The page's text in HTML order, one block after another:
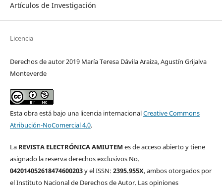
Artículos de Investigación
Licencia
Derechos de autor 2019 María Teresa Dávila Araiza, Agustín Grijalva
Monteverde
Esta obra está bajo una licencia internacionalCreative Commons
Atribución-NoComercial 4.0.
La REVISTA ELECTRÓNICA AMIUTEM es de acceso abierto y tiene
asignado la reserva derechos exclusivos No.
042014052618474600203y el ISSN: 2395.955X, ambos otorgados por
el Instituto Nacional de Derechos de Autor. Las opiniones